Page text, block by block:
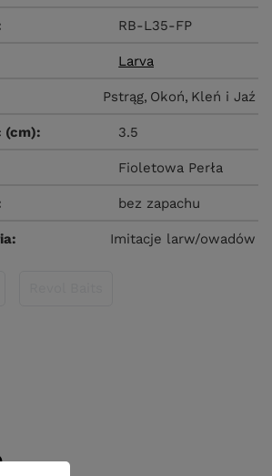
RB-L35-FP
Larva
Pstrąg Okoń Kleń i Jaź
(cm) 3.5
Fioletowa Perła
bez zapachu
Imitacje larw/owadów